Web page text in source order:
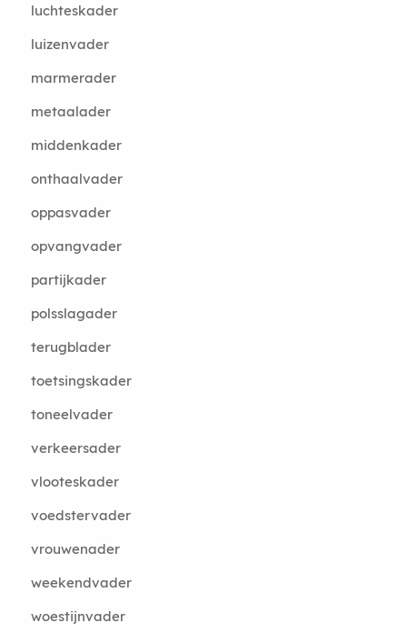
luchteskader
luizenvader
marmerader
metaalader
middenkader
onthaalvader
oppasvader
opvangvader
partijkader
polsslagader
terugblader
toetsingskader
toneelvader
verkeersader
vlooteskader
voedstervader
vrouwenader
weekendvader
woestijnvader